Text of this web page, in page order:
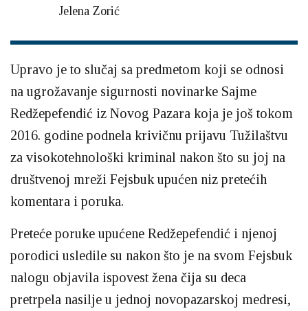
Jelena Zorić
Upravo je to slučaj sa predmetom koji se odnosi
na ugrožavanje sigurnosti novinarke Sajme
Redžepefendić iz Novog Pazara koja je još tokom
2016. godine podnela krivičnu prijavu Tužilaštvu
za visokotehnološki kriminal nakon što su joj na
društvenoj mreži Fejsbuk upućen niz pretećih
komentara i poruka.
Preteće poruke upućene Redžepefendić i njenoj
porodici usledile su nakon što je na svom Fejsbuk
nalogu objavila ispovest žena čija su deca
pretrpela nasilje u jednoj novopazarskoj medresi,